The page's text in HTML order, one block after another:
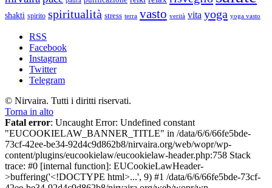
shakti spirito spiritualità stress terra vasto verità vita yoga yoga vasto
RSS
Facebook
Instagram
Twitter
Telegram
© Nirvaira. Tutti i diritti riservati.
Torna in alto
Fatal error: Uncaught Error: Undefined constant
"EUCOOKIELAW_BANNER_TITLE" in /data/6/6/66fe5bde-
73cf-42ee-be34-92d4c9d862b8/nirvaira.org/web/wopr/wp-
content/plugins/eucookielaw/eucookielaw-header.php:758 Stack
trace: #0 [internal function]: EUCookieLawHeader-
>buffering('<!DOCTYPE html>...', 9) #1 /data/6/6/66fe5bde-73cf-